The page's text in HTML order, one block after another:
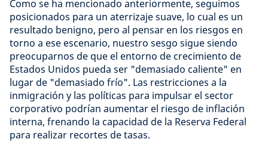
Como se ha mencionado anteriormente, seguimos
posicionados para un aterrizaje suave, lo cual es un
resultado benigno, pero al pensar en los riesgos en
torno a ese escenario, nuestro sesgo sigue siendo
preocuparnos de que el entorno de crecimiento de
Estados Unidos pueda ser "demasiado caliente" en
lugar de "demasiado frío". Las restricciones a la
inmigración y las políticas para impulsar el sector
corporativo podrían aumentar el riesgo de inflación
interna, frenando la capacidad de la Reserva Federal
para realizar recortes de tasas.